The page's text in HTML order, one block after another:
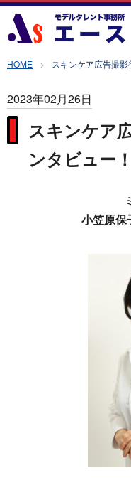
HOME スキンケア広告撮
2023年02月26日
スキンケア
ンタビュー！
小笠原保